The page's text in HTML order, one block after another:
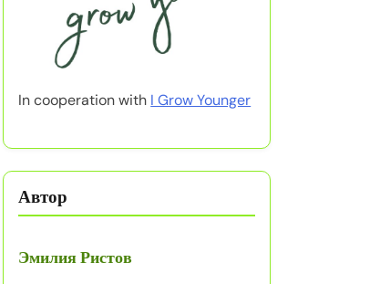
In cooperation with I Grow Younger
Автор
Эмилия Ристов